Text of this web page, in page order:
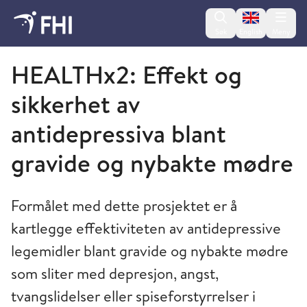
Change
Folkehelseinstituttet
HEALTHx2: Effekt og
sikkerhet av
antidepressiva blant
gravide og nybakte mødre
Formålet med dette prosjektet er å
kartlegge effektiviteten av antidepressive
legemidler blant gravide og nybakte mødre
som sliter med depresjon, angst,
tvangslidelser eller spiseforstyrrelser i